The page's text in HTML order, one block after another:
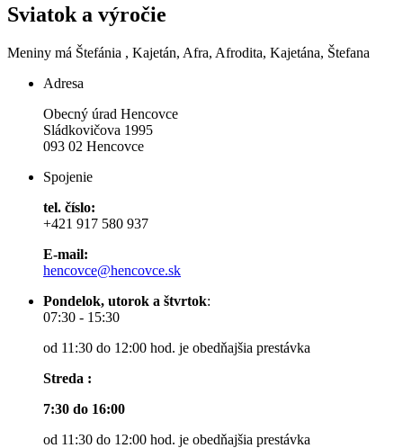
Sviatok a výročie
Meniny má Štefánia , Kajetán, Afra, Afrodita, Kajetána, Štefana
Adresa
Obecný úrad Hencovce
Sládkovičova 1995
093 02 Hencovce
Spojenie
tel. číslo:
+421 917 580 937
E-mail:
hencovce@hencovce.sk
Pondelok, utorok a štvrtok:
07:30 - 15:30
od 11:30 do 12:00 hod. je obedňajšia prestávka
Streda :
7:30 do 16:00
od 11:30 do 12:00 hod. je obedňajšia prestávka